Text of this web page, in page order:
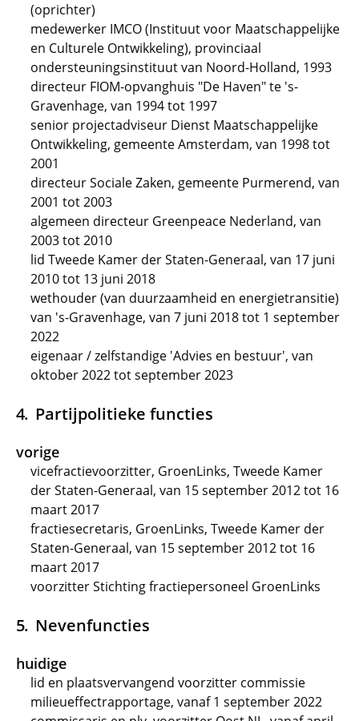
(oprichter)
medewerker IMCO (Instituut voor Maatschappelijke
en Culturele Ontwikkeling), provinciaal
ondersteuningsinstituut van Noord-Holland, 1993
directeur FIOM-opvanghuis "De Haven" te 's-
Gravenhage, van 1994 tot 1997
senior projectadviseur Dienst Maatschappelijke
Ontwikkeling, gemeente Amsterdam, van 1998 tot
2001
directeur Sociale Zaken, gemeente Purmerend, van
2001 tot 2003
algemeen directeur Greenpeace Nederland, van
2003 tot 2010
lid Tweede Kamer der Staten-Generaal, van 17 juni
2010 tot 13 juni 2018
wethouder (van duurzaamheid en energietransitie)
van 's-Gravenhage, van 7 juni 2018 tot 1 september
2022
eigenaar / zelfstandige 'Advies en bestuur', van
oktober 2022 tot september 2023
Partijpolitieke functies
vorige
vicefractievoorzitter, GroenLinks, Tweede Kamer
der Staten-Generaal, van 15 september 2012 tot 16
maart 2017
fractiesecretaris, GroenLinks, Tweede Kamer der
Staten-Generaal, van 15 september 2012 tot 16
maart 2017
voorzitter Stichting fractiepersoneel GroenLinks
Nevenfuncties
huidige
lid en plaatsvervangend voorzitter commissie
milieueffectrapportage, vanaf 1 september 2022